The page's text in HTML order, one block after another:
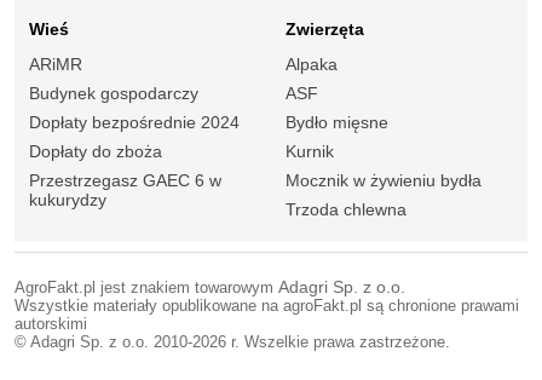
Wieś
ARiMR
Budynek gospodarczy
Dopłaty bezpośrednie 2024
Dopłaty do zboża
Przestrzegasz GAEC 6 w
kukurydzy
Zwierzęta
Alpaka
ASF
Bydło mięsne
Kurnik
Mocznik w żywieniu bydła
Trzoda chlewna
AgroFakt.pl jest znakiem towarowym Adagri Sp. z o.o.
Wszystkie materiały opublikowane na agroFakt.pl są chronione prawami
autorskimi
© Adagri Sp. z o.o. 2010-2026 r. Wszelkie prawa zastrzeżone.